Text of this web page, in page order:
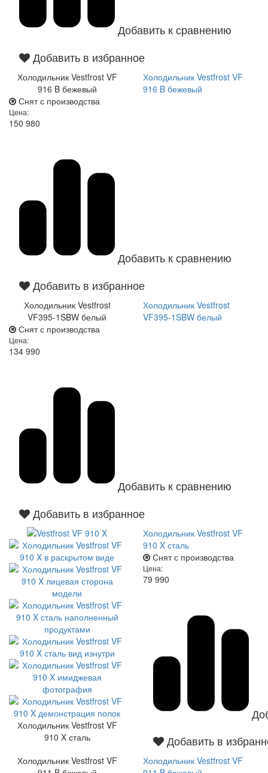
Добавить к сравнению
Добавить в избранное
Холодильник Vestfrost VF
916 B бежевый
Холодильник Vestfrost VF
916 B бежевый
Снят с производства
Цена:
150 980
Добавить к сравнению
Добавить в избранное
Холодильник Vestfrost
VF395-1SBW белый
Холодильник Vestfrost
VF395-1SBW белый
Снят с производства
Цена:
134 990
Добавить к сравнению
Добавить в избранное
Холодильник Vestfrost VF
910 X сталь
Холодильник Vestfrost VF
910 X сталь
Снят с производства
Цена:
79 990
Добавить в
Холодильник Vestfrost VF
Холодильник Vestfrost VF